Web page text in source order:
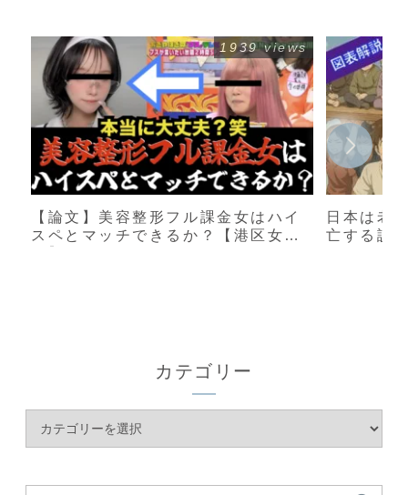
【論文】美容整形フル課金女はハイ
スペとマッチできるか？【港区女
1939 views
日本は老
亡する説
カテゴリー